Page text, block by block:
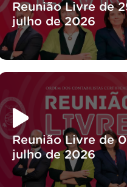
Reunião Livre de
julho de 2026
Reunião Livre de
julho de 2026